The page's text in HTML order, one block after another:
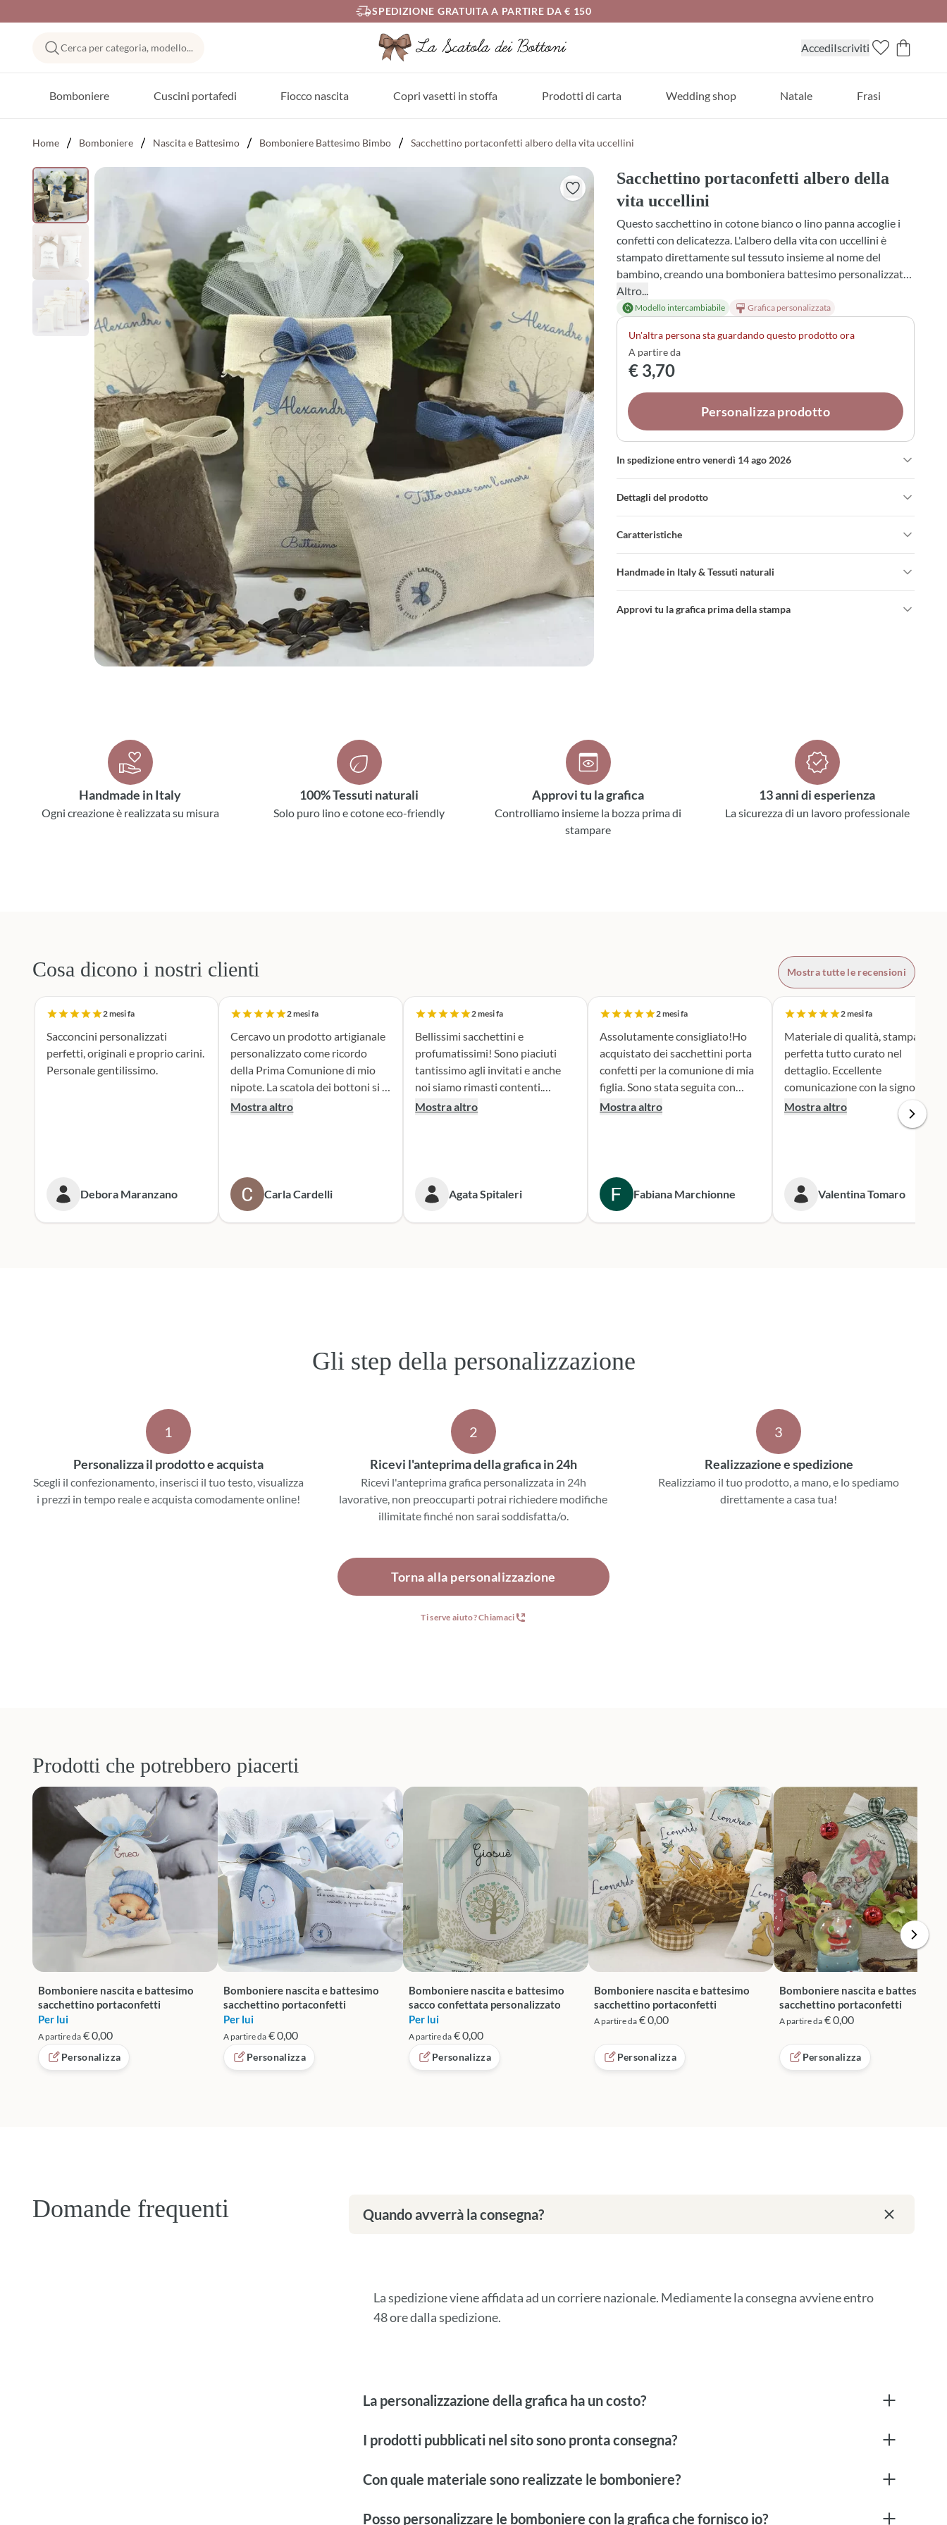
SPEDIZIONE GRATUITA A PARTIRE DA € 150
Cerca per categoria, modello... AccediIscriviti
Bomboniere Cuscini portafedi Fiocco nascita Copri vasetti in stoffa Prodotti di carta Wedding shop Natale Frasi
Home Bomboniere Nascita e Battesimo Bomboniere Battesimo Bimbo Sacchettino portaconfetti albero della vita uccellini
Sacchettino portaconfetti albero della
vita uccellini
Questo sacchettino in cotone bianco o lino panna accoglie i
confetti con delicatezza. L'albero della vita con uccellini è
stampato direttamente sul tessuto insieme al nome del
bambino, creando una bomboniera battesimo personalizzata
e raffinata. Completalo con tulle bianco legato all'esterno,
nastro in oltre 30 colori e profumazioni naturali a scelta: dalla
lavanda al mughetto, dal gelsomino alla vaniglia.
Altro...
Modello intercambiabile Grafica personalizzata
Un'altra persona sta guardando questo prodotto ora
A partire da
€ 3,70
Personalizza prodotto
In spedizione entro venerdì 14 ago 2026
Dettagli del prodotto
Caratteristiche
Handmade in Italy & Tessuti naturali
Approvi tu la grafica prima della stampa
Handmade in Italy
Ogni creazione è realizzata su misura
100% Tessuti naturali
Solo puro lino e cotone eco-friendly
Approvi tu la grafica
Controlliamo insieme la bozza prima di
stampare
13 anni di esperienza
La sicurezza di un lavoro professionale
Cosa dicono i nostri clienti Mostra tutte le recensioni
2 mesi fa
Sacconcini personalizzati
perfetti, originali e proprio carini.
Personale gentilissimo.
Debora Maranzano
2 mesi fa
Cercavo un prodotto artigianale
personalizzato come ricordo
della Prima Comunione di mio
nipote. La scatola dei bottoni si è
rivelata la scelta perfetta. Il
tenero e accattivante e ne sono
entusiasta. Mi rivolgerò
sicuramente a loro per le
Mostra altro
Carla Cardelli
2 mesi fa
Bellissimi sacchettini e
profumatissimi! Sono piaciuti
tantissimo agli invitati e anche
noi siamo rimasti contenti.
Consigliato!
Mostra altro
Agata Spitaleri
2 mesi fa
Assolutamente consigliato!Ho
acquistato dei sacchettini porta
confetti per la comunione di mia
figlia. Sono stata seguita con
attenzione e serietà nella scelta e
Consegna puntualissima
secondo i tempi stabiliti.
Sicuramente mi rivolgerò a loro
Mostra altro
Fabiana Marchionne
2 mesi fa
Materiale di qualità, stampa
perfetta tutto curato nel
dettaglio. Eccellente
comunicazione con la signora
Silvia per qualsiasi cambiamento
nella produzione e nel dare
Mostra altro
Valentina Tomaro
Gli step della personalizzazione
1
Personalizza il prodotto e acquista
Scegli il confezionamento, inserisci il tuo testo, visualizza
i prezzi in tempo reale e acquista comodamente online!
2
Ricevi l'anteprima della grafica in 24h
Ricevi l'anteprima grafica personalizzata in 24h
lavorative, non preoccuparti potrai richiedere modifiche
illimitate finché non sarai soddisfatta/o.
3
Realizzazione e spedizione
Realizziamo il tuo prodotto, a mano, e lo spediamo
direttamente a casa tua!
Torna alla personalizzazione
Ti serve aiuto? Chiamaci
Prodotti che potrebbero piacerti
Bomboniere nascita e battesimo
sacchettino portaconfetti
Per lui
A partire da € 0,00
Personalizza
Bomboniere nascita e battesimo
sacchettino portaconfetti
Per lui
A partire da€ 0,00
Personalizza
Bomboniere nascita e battesimo
sacco confettata personalizzato
Per lui
A partire da€ 0,00
Personalizza
Bomboniere nascita e battesimo
sacchettino portaconfetti
A partire da€ 0,00
Personalizza
Bomboniere nascita e battesimo
sacchettino portaconfetti
A partire da€ 0,00
Personalizza
Domande frequenti Quando avverrà la consegna?
La spedizione viene affidata ad un corriere nazionale. Mediamente la consegna avviene entro
48 ore dalla spedizione.
La personalizzazione della grafica ha un costo?
I prodotti pubblicati nel sito sono pronta consegna?
Con quale materiale sono realizzate le bomboniere?
Posso personalizzare le bomboniere con la grafica che fornisco io?